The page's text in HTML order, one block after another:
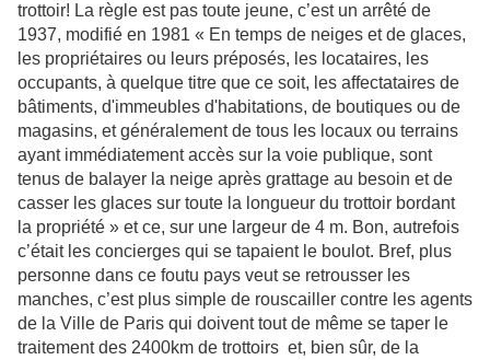
trottoir! La règle est pas toute jeune, c’est un arrêté de
1937, modifié en 1981 « En temps de neiges et de glaces,
les propriétaires ou leurs préposés, les locataires, les
occupants, à quelque titre que ce soit, les affectataires de
bâtiments, d'immeubles d'habitations, de boutiques ou de
magasins, et généralement de tous les locaux ou terrains
ayant immédiatement accès sur la voie publique, sont
tenus de balayer la neige après grattage au besoin et de
casser les glaces sur toute la longueur du trottoir bordant
la propriété » et ce, sur une largeur de 4 m. Bon, autrefois
c’était les concierges qui se tapaient le boulot. Bref, plus
personne dans ce foutu pays veut se retrousser les
manches, c’est plus simple de rouscailler contre les agents
de la Ville de Paris qui doivent tout de même se taper le
traitement des 2400km de trottoirs et, bien sûr, de la